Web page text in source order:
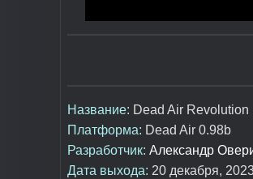
Название: Dead Air Revolution
Платформа: Dead Air 0.98b
Разработчик: Александр
Дата выхода: 20 декабря,